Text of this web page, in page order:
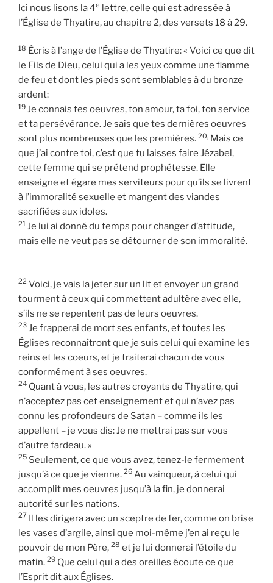
Ici nous lisons la 4e lettre, celle qui est adressée à
l’Église de Thyatire, au chapitre 2, des versets 18 à 29.
18 Écris à l’ange de l’Église de Thyatire: « Voici ce que dit
le Fils de Dieu, celui qui a les yeux comme une flamme
de feu et dont les pieds sont semblables à du bronze
ardent:
19 Je connais tes oeuvres, ton amour, ta foi, ton service
et ta persévérance. Je sais que tes dernières oeuvres
sont plus nombreuses que les premières. 20, Mais ce
que j’ai contre toi, c’est que tu laisses faire Jézabel,
cette femme qui se prétend prophétesse. Elle
enseigne et égare mes serviteurs pour qu’ils se livrent
à l’immoralité sexuelle et mangent des viandes
sacrifiées aux idoles.
21 Je lui ai donné du temps pour changer d’attitude,
mais elle ne veut pas se détourner de son immoralité.
22 Voici, je vais la jeter sur un lit et envoyer un grand
tourment à ceux qui commettent adultère avec elle,
s’ils ne se repentent pas de leurs oeuvres.
23 Je frapperai de mort ses enfants, et toutes les
Églises reconnaîtront que je suis celui qui examine les
reins et les coeurs, et je traiterai chacun de vous
conformément à ses oeuvres.
24 Quant à vous, les autres croyants de Thyatire, qui
n’acceptez pas cet enseignement et qui n’avez pas
connu les profondeurs de Satan – comme ils les
appellent – je vous dis: Je ne mettrai pas sur vous
d’autre fardeau. »
25 Seulement, ce que vous avez, tenez-le fermement
jusqu’à ce que je vienne. 26 Au vainqueur, à celui qui
accomplit mes oeuvres jusqu’à la fin, je donnerai
autorité sur les nations.
27 Il les dirigera avec un sceptre de fer, comme on brise
les vases d’argile, ainsi que moi-même j’en ai reçu le
pouvoir de mon Père, 28 et je lui donnerai l’étoile du
matin. 29 Que celui qui a des oreilles écoute ce que
l’Esprit dit aux Églises.